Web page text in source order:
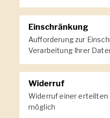
Einschränkung
Aufforderung zur
Verarbeitung Ihrer
Widerruf
Widerruf einer erteilten
möglich